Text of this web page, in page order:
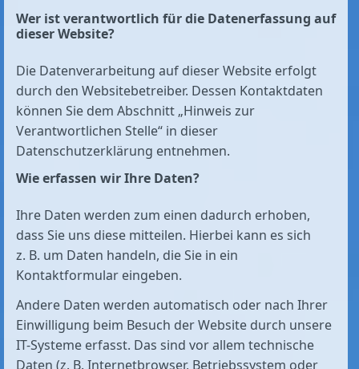
Wer ist verantwortlich für die Datenerfassung auf
dieser Website?
Die Datenverarbeitung auf dieser Website erfolgt
durch den Websitebetreiber. Dessen Kontaktdaten
können Sie dem Abschnitt „Hinweis zur
Verantwortlichen Stelle“ in dieser
Datenschutzerklärung entnehmen.
Wie erfassen wir Ihre Daten?
Ihre Daten werden zum einen dadurch erhoben,
dass Sie uns diese mitteilen. Hierbei kann es sich
z. B. um Daten handeln, die Sie in ein
Kontaktformular eingeben.
Andere Daten werden automatisch oder nach Ihrer
Einwilligung beim Besuch der Website durch unsere
IT-Systeme erfasst. Das sind vor allem technische
Daten (z. B. Internetbrowser, Betriebssystem oder